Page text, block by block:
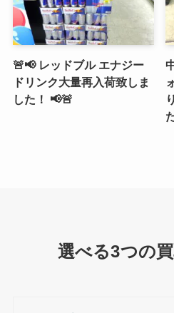
🚨📢 レッドブル エナジー
ドリンク大量再入荷致しま
した！ 📢🚨
選べる3つの